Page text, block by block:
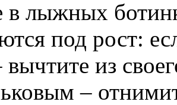
в лыжных
под рост:
вычтите из
–